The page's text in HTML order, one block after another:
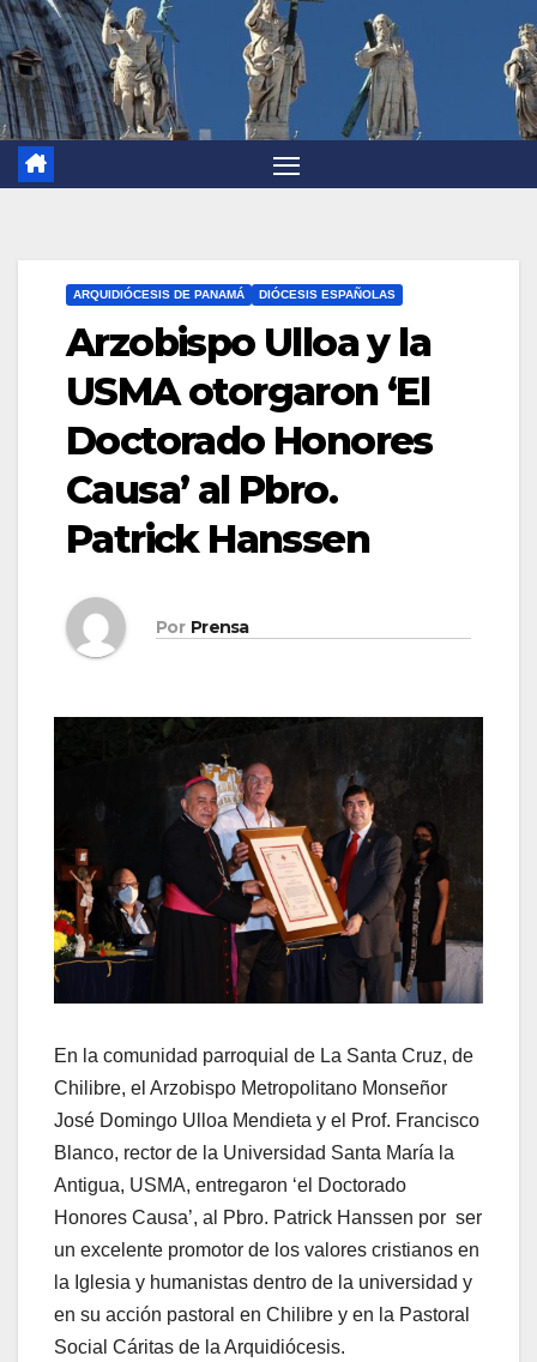
ARQUIDIÓCESIS DE PANAMÁ DIÓCESIS ESPAÑOLAS
Arzobispo Ulloa y la
USMA otorgaron ‘El
Doctorado Honores
Causa’ al Pbro.
Patrick Hanssen
Por Prensa
En la comunidad parroquial de La Santa Cruz, de
Chilibre, el Arzobispo Metropolitano Monseñor
José Domingo Ulloa Mendieta y el Prof. Francisco
Blanco, rector de la Universidad Santa María la
Antigua, USMA, entregaron ‘el Doctorado
Honores Causa’, al Pbro. Patrick Hanssen por ser
un excelente promotor de los valores cristianos en
la Iglesia y humanistas dentro de la universidad y
en su acción pastoral en Chilibre y en la Pastoral
Social Cáritas de la Arquidiócesis.